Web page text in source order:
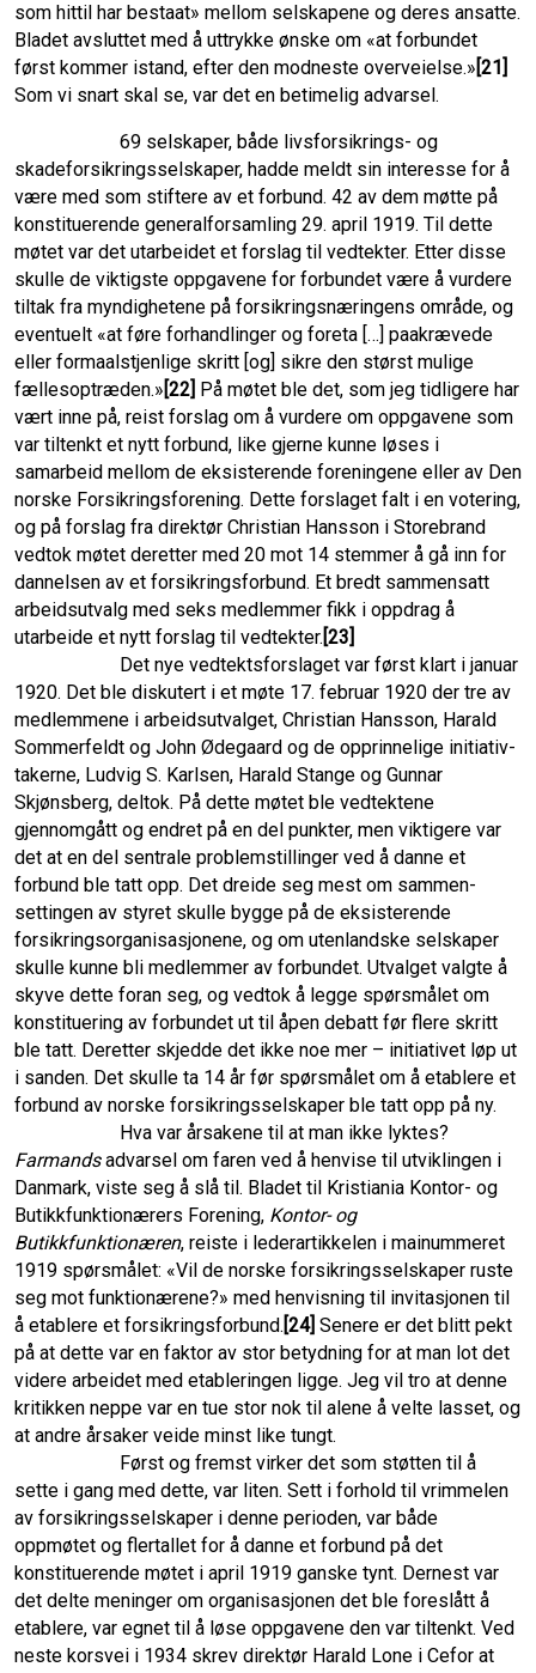
som hittil har bestaat» mellom selskapene og deres ansatte.
Bladet avsluttet med å uttrykke ønske om «at forbundet
først kommer istand, efter den modneste overveielse.» [21]
Som vi snart skal se, var det en betimelig advarsel.
69 selskaper, både livsforsikrings- og
skadeforsikringsselskaper, hadde meldt sin interesse for å
være med som stiftere av et forbund. 42 av dem møtte på
konstituerende generalforsamling 29. april 1919. Til dette
møtet var det utarbeidet et forslag til vedtekter. Etter disse
skulle de viktigste oppgavene for forbundet være å vurdere
tiltak fra myndighetene på forsikringsnæringens område, og
eventuelt «at føre forhandlinger og foreta […] paakrævede
eller formaalstjenlige skritt [og] sikre den størst mulige
fællesoptræden.» [22] På møtet ble det, som jeg tidligere har
vært inne på, reist forslag om å vurdere om oppgavene som
var tiltenkt et nytt forbund, like gjerne kunne løses i
samarbeid mellom de eksisterende forenin­gene eller av Den
norske Forsikrings­forening. Dette forslaget falt i en votering,
og på forslag fra direktør Christian Hansson i Storebrand
vedtok møtet deretter med 20 mot 14 stemmer å gå inn for
dannelsen av et forsikringsforbund. Et bredt sammensatt
arbeidsutvalg med seks medlemmer fikk i oppdrag å
utarbeide et nytt forslag til vedtekter. [23]
Det nye vedtektsforslaget var først klart i januar
1920. Det ble diskutert i et møte 17. februar 1920 der tre av
medlemmene i arbeidsutvalget, Christian Hansson, Harald
Sommerfeldt og John Ødegaard og de opprinnelige initiativ­
takerne, Ludvig S. Karlsen, Harald Stange og Gunnar
Skjønsberg, deltok. På dette møtet ble vedtektene
gjennomgått og endret på en del punkter, men viktigere var
det at en del sentrale problemstillinger ved å danne et
forbund ble tatt opp. Det dreide seg mest om sammen­
settingen av styret skulle bygge på de eksisterende
forsikringsorganisasjonene, og om utenlandske selskaper
skulle kunne bli medlemmer av forbundet. Utvalget valgte å
skyve dette foran seg, og vedtok å legge spørs­målet om
konstituering av forbundet ut til åpen debatt før flere skritt
ble tatt. Deretter skjedde det ikke noe mer – initiativet løp ut
i sanden. Det skulle ta 14 år før spørsmålet om å etablere et
forbund av norske forsikringsselskaper ble tatt opp på ny.
Hva var årsakene til at man ikke lyktes?
Farmandsadvarsel om faren ved å henvise til utviklingen i
Danmark, viste seg å slå til. Bladet til Kristiania Kontor- og
Butikk­funktionærers Forening, Kontor- og
Butikkfunktionæren, reiste i lederartikkelen i mainummeret
1919 spørsmålet: «Vil de norske forsikringsselskaper ruste
seg mot funktionærene?» med henvisning til invitasjonen til
å etablere et forsikringsforbund. [24] Senere er det blitt pekt
på at dette var en faktor av stor betydning for at man lot det
videre arbeidet med etableringen ligge. Jeg vil tro at denne
kritikken neppe var en tue stor nok til alene å velte lasset, og
at andre årsaker veide minst like tungt.
Først og fremst virker det som støtten til å
sette i gang med dette, var liten. Sett i forhold til vrimmelen
av forsikringsselskaper i denne perioden, var både
oppmøtet og flertallet for å danne et forbund på det
konstituerende møtet i april 1919 ganske tynt. Dernest var
det delte meninger om organisasjonen det ble foreslått å
etablere, var egnet til å løse oppgavene den var tiltenkt. Ved
neste korsvei i 1934 skrev direktør Harald Lone i Cefor at